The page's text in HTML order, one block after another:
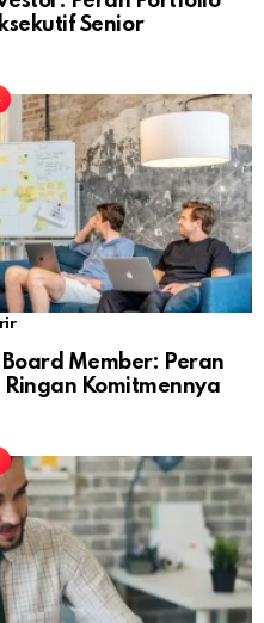
Senior
Member: Peran
Komitmennya